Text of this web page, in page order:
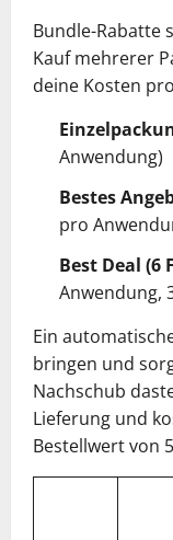
Bundle-Rabatte
Kauf mehrerer
deine Kosten
Anwendung)
Bestes
pro
Best Deal (6
Anwendung,
Ein
bringen und
Nachschub
Lieferung und
Bestellwert von